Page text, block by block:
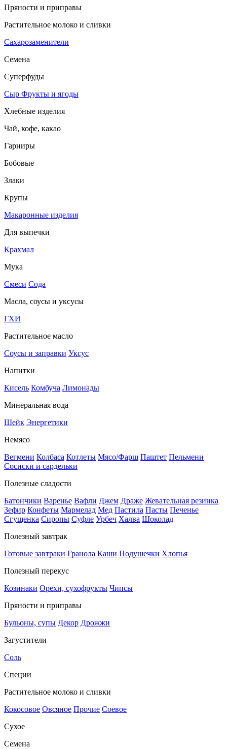
Пряности и приправы
Растительное молоко и сливки
Сахарозаменители
Семена
Суперфуды
Сыр Фрукты и ягоды
Хлебные изделия
Чай, кофе, какао
Гарниры
Бобовые
Злаки
Крупы
Макаронные изделия
Для выпечки
Крахмал
Мука
Смеси Сода
Масла, соусы и уксусы
ГХИ
Растительное масло
Соусы и заправки Уксус
Напитки
Кисель Комбуча Лимонады
Минеральная вода
Шейк Энергетики
Немясо
Вегмени Колбаса Котлеты Мясо/Фарш Паштет Пельмени
Сосиски и сардельки
Полезные сладости
Батончики Варенье Вафли Джем Драже Жевательная резинка
Зефир Конфеты Мармелад Мед Пастила Пасты Печенье
Сгущенка Сиропы Суфле Урбеч Халва Шоколад
Полезный завтрак
Готовые завтраки Гранола Каши Подушечки Хлопья
Полезный перекус
Козинаки Орехи, сухофрукты Чипсы
Пряности и приправы
Бульоны, супы Декор Дрожжи
Загустители
Соль
Специи
Растительное молоко и сливки
Кокосовое Овсяное Прочие Соевое
Сухое
Семена